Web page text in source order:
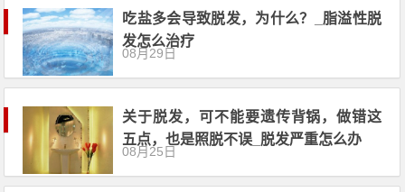
吃盐多会导致脱发，为什么？_脂溢性脱
发怎么治疗
08月29日
关于脱发，可不能要遗传背锅，做错这
五点，也是照脱不误_脱发严重怎么办
08月25日